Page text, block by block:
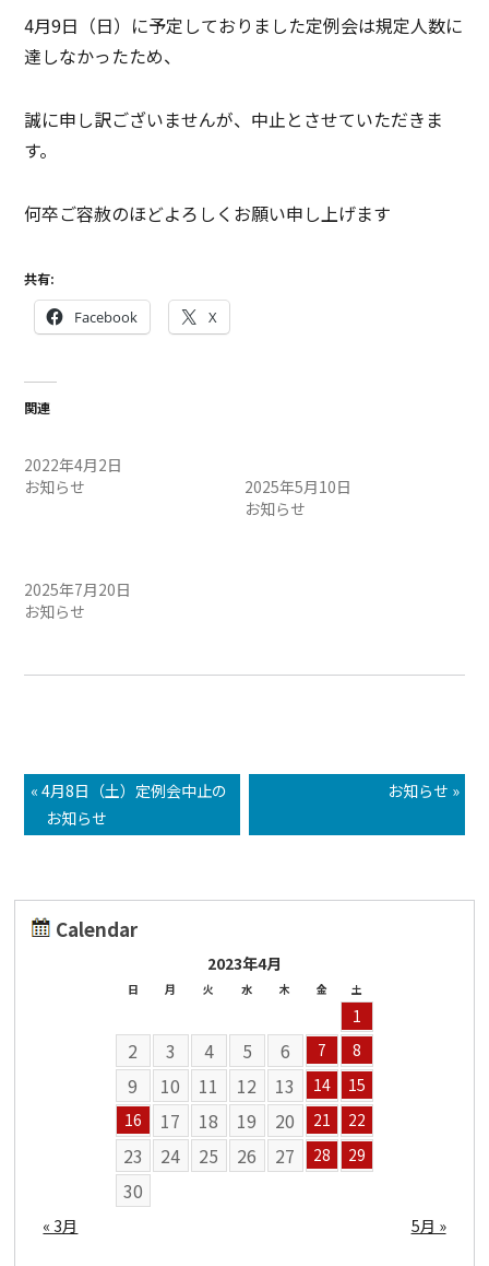
4月9日（日）に予定しておりました定例会は規定人数に
達しなかったため、
誠に申し訳ございませんが、中止とさせていただきま
す。
何卒ご容赦のほどよろしくお願い申し上げます
共有:
Facebook X
関連
2022年4月2日
お知らせ
2025年5月10日
お知らせ
2025年7月20日
お知らせ
« 4月8日（土）定例会中止の
お知らせ
お知らせ »
Calendar
2023年4月
日 月 火 水 木 金 土
1
2 3 4 5 6 7 8
9 10 11 12 13 14
15
16
17 18 19 20 21 22
23 24 25 26 27 28 29
30
« 3月 5月 »